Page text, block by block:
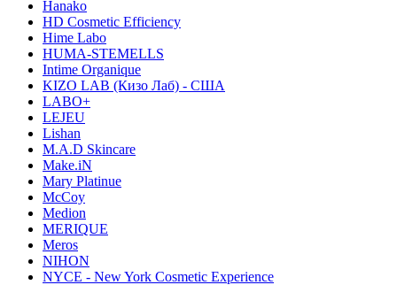
Hanako
HD Cosmetic Efficiency
Hime Labo
HUMA-STEMELLS
Intime Organique
KIZO LAB (Кизо Лаб) - США
LABO+
LEJEU
Lishan
M.A.D Skincare
Make.iN
Mary Platinue
McCoy
Medion
MERIQUE
Meros
NIHON
NYCE - New York Cosmetic Experience